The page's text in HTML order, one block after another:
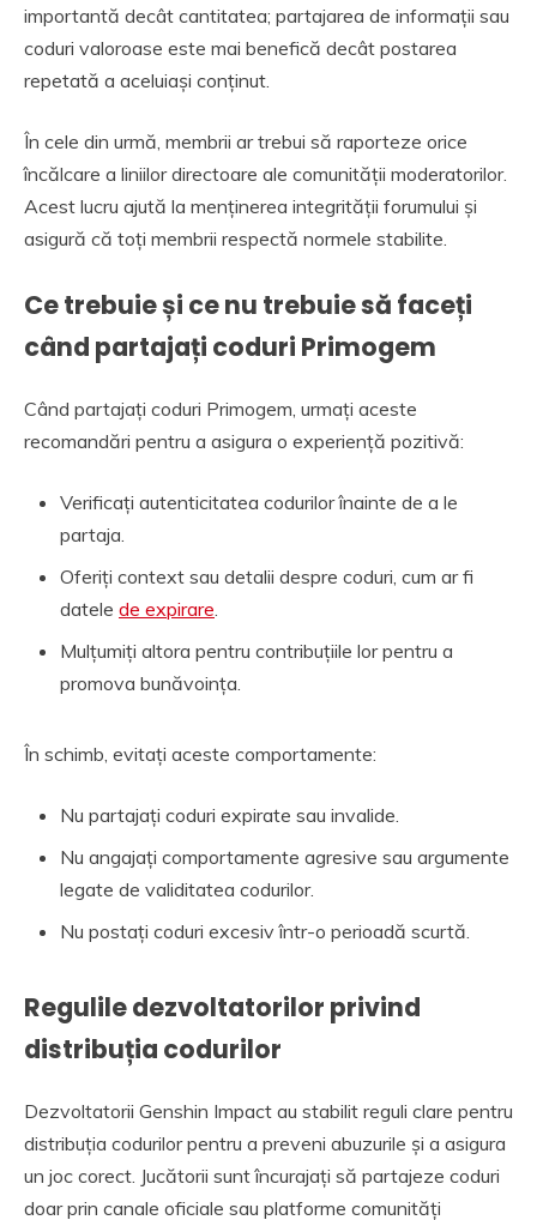
importantă decât cantitatea; partajarea de informații sau
coduri valoroase este mai benefică decât postarea
repetată a aceluiași conținut.
În cele din urmă, membrii ar trebui să raporteze orice
încălcare a liniilor directoare ale comunității moderatorilor.
Acest lucru ajută la menținerea integrității forumului și
asigură că toți membrii respectă normele stabilite.
Ce trebuie și ce nu trebuie să faceți
când partajați coduri Primogem
Când partajați coduri Primogem, urmați aceste
recomandări pentru a asigura o experiență pozitivă:
Verificați autenticitatea codurilor înainte de a le
partaja.
Oferiți context sau detalii despre coduri, cum ar fi
datele de expirare.
Mulțumiți altora pentru contribuțiile lor pentru a
promova bunăvoința.
În schimb, evitați aceste comportamente:
Nu partajați coduri expirate sau invalide.
Nu angajați comportamente agresive sau argumente
legate de validitatea codurilor.
Nu postați coduri excesiv într-o perioadă scurtă.
Regulile dezvoltatorilor privind
distribuția codurilor
Dezvoltatorii Genshin Impact au stabilit reguli clare pentru
distribuția codurilor pentru a preveni abuzurile și a asigura
un joc corect. Jucătorii sunt încurajați să partajeze coduri
doar prin canale oficiale sau platforme comunități